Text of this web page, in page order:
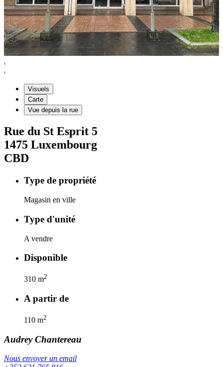
Visuels
Carte
Vue depuis la rue
Rue du St Esprit 5
1475 Luxembourg
CBD
Type de propriété
Magasin en ville
Type d'unité
A vendre
Disponible
310 m2
A partir de
110 m2
Audrey Chantereau
Nous envoyer un email